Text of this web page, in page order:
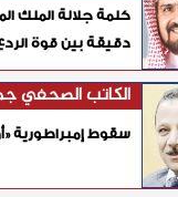
كلمة جلالة الملك
دقيقة بين قوة
الكاتب الصحفي
سقوط إمبراطورية